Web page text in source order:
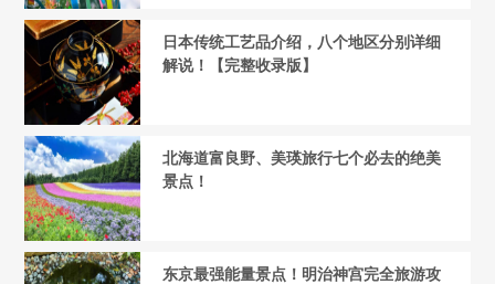
日本传统工艺品介绍，八个地区分别详细
解说！【完整收录版】
北海道富良野、美瑛旅行七个必去的绝美
景点！
东京最强能量景点！明治神宫完全旅游攻